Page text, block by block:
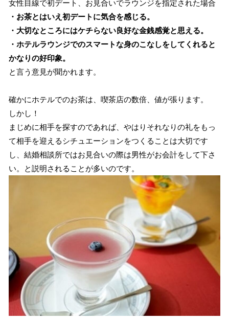
女性目線で初デート、お見合いでラウンジを指定された場合
・お茶とはいえ初デートに気合を感じる。
・大切なところにはケチらない良好な金銭感覚と思える。
・ホテルラウンジでのスマートな身のこなしをしてくれると
かなりの好印象。
と言う意見が聞かれます。
確かにホテルでのお茶は、喫茶店の数倍、値が張ります。
しかし！
まじめに相手を探すのであれば、やはりそれなりの礼をもっ
て相手を迎えるシチュエーションをつくることは大切です
し、結婚相談所ではお見合いの際は男性がお会計をして下さ
い。と説明されることが多いのです。